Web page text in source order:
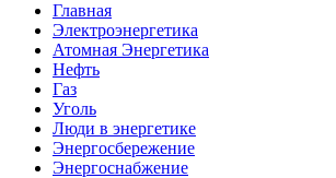
Главная
Электроэнергетика
Атомная Энергетика
Нефть
Газ
Уголь
Люди в энергетике
Энергосбережение
Энергоснабжение